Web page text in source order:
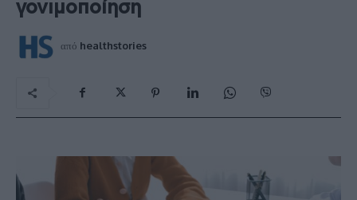
γονιμοποίηση
από healthstories